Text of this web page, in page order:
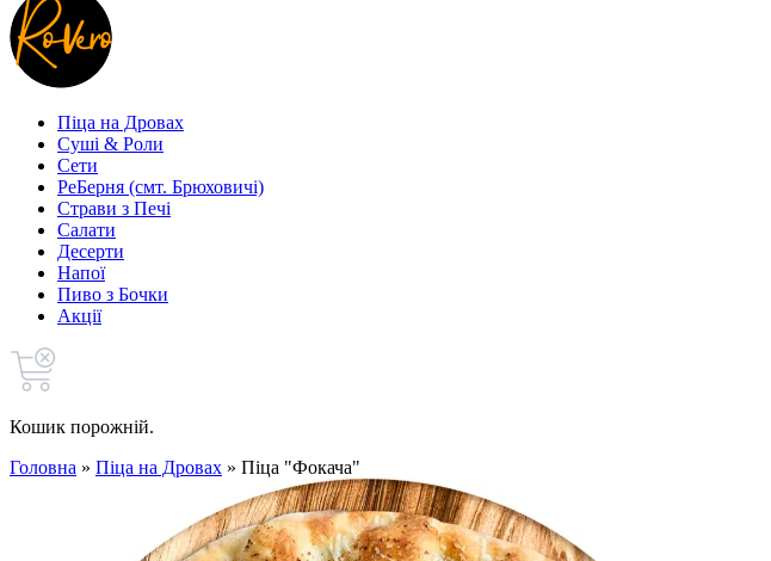
Піца на Дровах
Cуші & Роли
Сети
РеБерня (смт. Брюховичі)
Страви з Печі
Салати
Десерти
Напої
Пиво з Бочки
Акції
Кошик порожній.
Головна » Піца на Дровах » Піца "Фокача"